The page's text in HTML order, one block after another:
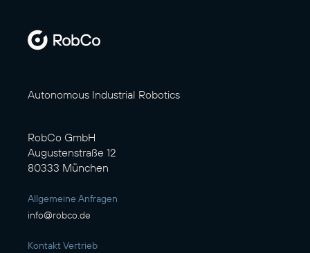
Autonomous Industrial Robotics
RobCo GmbH
Augustenstraße 12
80333 München
Allgemeine Anfragen
info@robco.de
Kontakt Vertrieb